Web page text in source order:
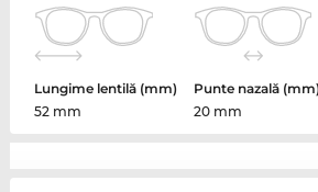
Lungime lentilă (mm)
52 mm
Punte nazală
20 mm